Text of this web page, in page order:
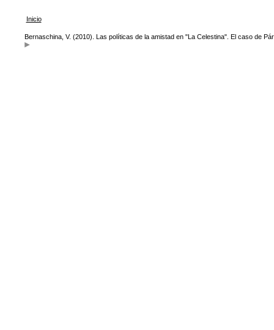
Inicio
Bernaschina, V. (2010). Las políticas de la amistad en "La Celestina". El caso de